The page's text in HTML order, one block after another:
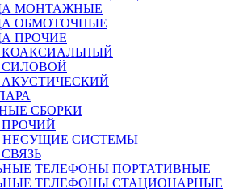
МОНТАЖНЫЕ
ОБМОТОЧНЫЕ
ПРОЧИЕ
КОАКСИАЛЬНЫЙ
СИЛОВОЙ
АКУСТИЧЕСКИЙ
СБОРКИ
ПРОЧИЙ
НЕСУЩИЕ СИСТЕМЫ
ТЕЛЕФОНЫ ПОРТАТИВНЫЕ
ТЕЛЕФОНЫ СТАЦИОНАРНЫЕ